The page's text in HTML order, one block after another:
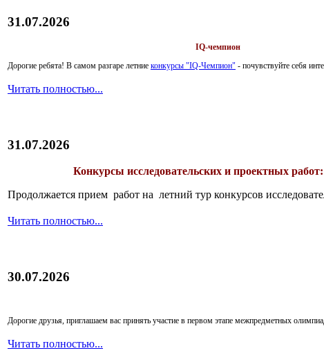
31.07.2026
IQ-чемпион
Дорогие ребята! В самом разгаре летние конкурсы "IQ-Чемпион" - почувствуйте себя
Читать полностью...
31.07.2026
Конкурсы исследовательских и проектных
Продолжается прием работ на летний тур конкурсов
Читать полностью...
30.07.2026
Дорогие друзья, приглашаем вас принять участие в первом этапе межпредметных
Читать полностью...